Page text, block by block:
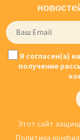
Я согласен(а)
получение
Этот сайт